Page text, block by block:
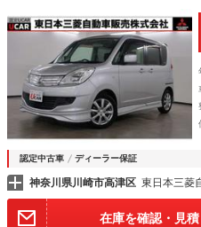
認定中古車 ディーラー保証
神奈川県川崎市高津区 東日本三菱
在庫を確認・見